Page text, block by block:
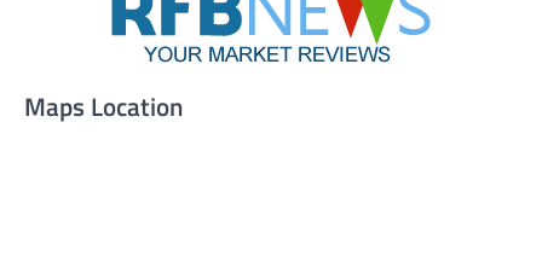
Maps Location